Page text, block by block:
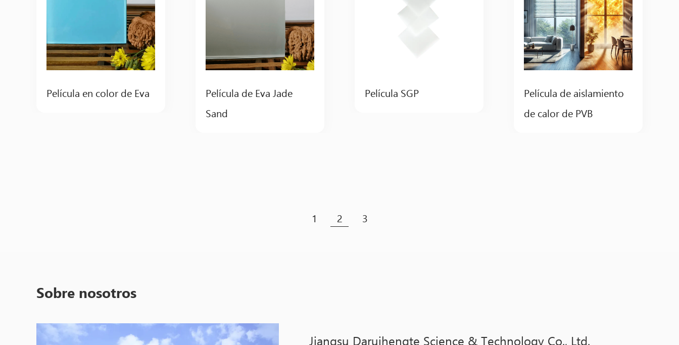
Película en color de Eva
Película de Eva Jade
Sand
Película SGP
Película de aislamiento
de calor de PVB
1 2 3
Sobre nosotros
Jiangsu Daruihengte Science & Technology Co., Ltd.